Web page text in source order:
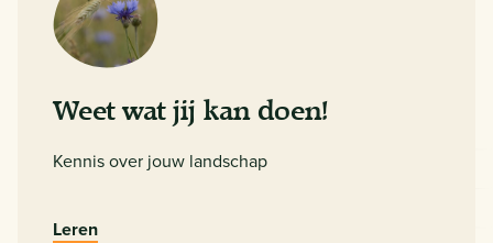
Weet wat jij kan doen!
Kennis over jouw landschap
Leren